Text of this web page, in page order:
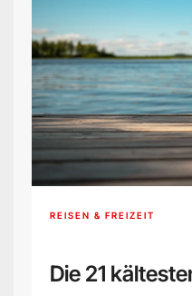
REISEN & FREIZEIT
Die 21